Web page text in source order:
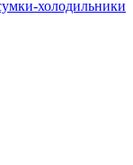
холодильники